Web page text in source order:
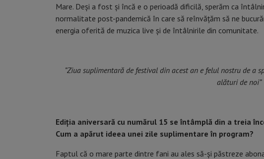
Mare. Deși a fost și încă e o perioadă dificilă, sperăm ca
normalitate post-pandemică în care să reînvățăm să ne
energia oferită de muzica live și de întâlnirile din comunitate.
”Ziua suplimentară de festival din acest an e felul nostru de a
alături de noi”
Ediția aniversară cu numărul 15 se întâmplă din a treia
Cum a apărut ideea unei zile suplimentare în program?
Faptul că o mare parte dintre fani au ales să-și păstreze